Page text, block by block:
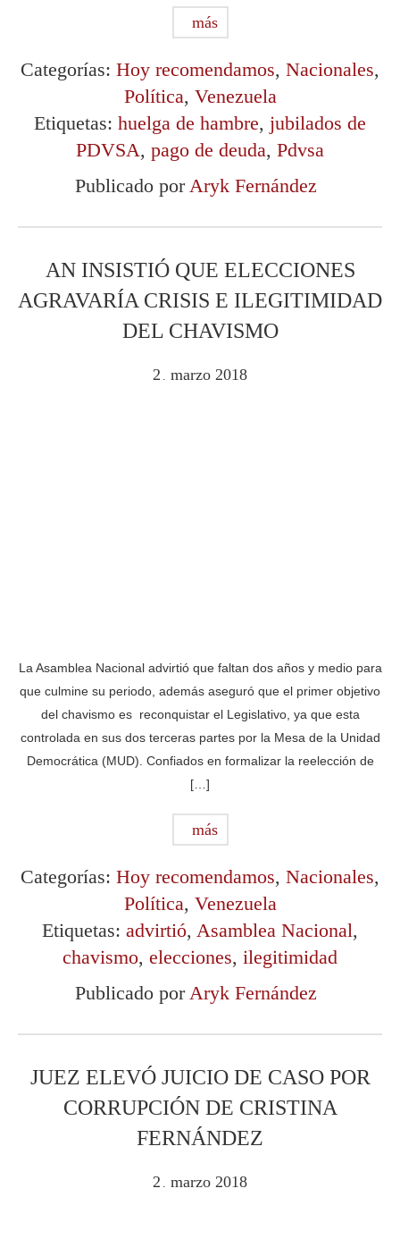
más
Categorías: Hoy recomendamos, Nacionales,
Política, Venezuela
Etiquetas: huelga de hambre, jubilados de
PDVSA, pago de deuda, Pdvsa
Publicado porAryk Fernández
AN INSISTIÓ QUE ELECCIONES
AGRAVARÍA CRISIS E ILEGITIMIDAD
DEL CHAVISMO
2 . marzo 2018
La Asamblea Nacional advirtió que faltan dos años y medio para
que culmine su periodo, además aseguró que el primer objetivo
del chavismo es reconquistar el Legislativo, ya que esta
controlada en sus dos terceras partes por la Mesa de la Unidad
Democrática (MUD). Confiados en formalizar la reelección de
[…]
más
Categorías: Hoy recomendamos, Nacionales,
Política, Venezuela
Etiquetas: advirtió, Asamblea Nacional,
chavismo, elecciones, ilegitimidad
Publicado porAryk Fernández
JUEZ ELEVÓ JUICIO DE CASO POR
CORRUPCIÓN DE CRISTINA
FERNÁNDEZ
2 . marzo 2018